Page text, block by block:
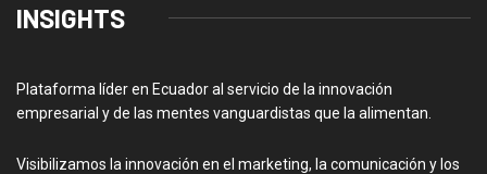
INSIGHTS
Plataforma líder en Ecuador al servicio de la innovación
empresarial y de las mentes vanguardistas que la alimentan.
Visibilizamos la innovación en el marketing, la comunicación y los